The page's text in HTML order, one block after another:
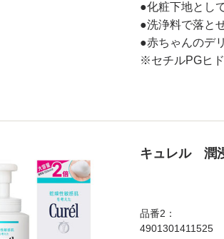
●化粧下地とし
●洗浄料で落と
●赤ちゃんのデ
※セチルPGヒ
キュレル 潤
品番2：
4901301411525